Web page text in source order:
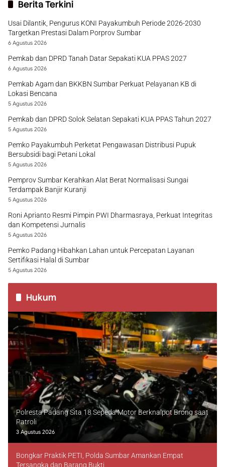
Berita Terkini
Usai Dilantik, Pengurus KONI Payakumbuh Periode 2026-2030
Targetkan Prestasi Dalam Porprov Sumbar
6 Agustus 2026
Pemkab dan DPRD Tanah Datar Sepakati KUA PPAS 2027
6 Agustus 2026
Pemkab Agam dan BKKBN Sumbar Perkuat Pelayanan KB di
Lokasi Bencana
5 Agustus 2026
Pemkab dan DPRD Solok Selatan Sepakati KUA PPAS Tahun 2027
5 Agustus 2026
Pemko Payakumbuh Perketat Pengawasan Distribusi Pupuk
Bersubsidi bagi Petani Lokal
5 Agustus 2026
Pemprov Sumbar Kerahkan Alat Berat Normalisasi Sungai
Terdampak Banjir Kuranji
5 Agustus 2026
Roni Aprianto Resmi Pimpin PWI Dharmasraya, Perkuat Integritas
dan Kompetensi Jurnalis
5 Agustus 2026
Pemko Padang Hibahkan Lahan untuk Percepatan Layanan
Sertifikasi Halal di Sumbar
5 Agustus 2026
Hukum
Polresta Padang Sita 18 Sepeda Motor Berknalpot Brong saat
Patroli
3 Agustus 2026
Bongkar Praktik PETI, Polda Sumbar Amankan Empat
Tersangka dan Barang Bukti